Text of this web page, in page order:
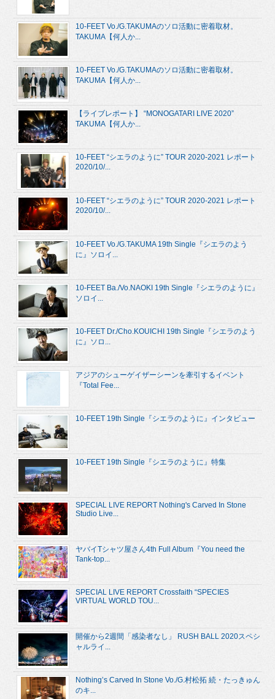
10-FEET Vo./G.TAKUMAのソロ活動に密着取材。
TAKUMA【何人か...
10-FEET Vo./G.TAKUMAのソロ活動に密着取材。
TAKUMA【何人か...
【ライブレポート】 “MONOGATARI LIVE 2020”
TAKUMA【何人か...
10-FEET “シエラのように” TOUR 2020-2021 レポート
2020/10/...
10-FEET “シエラのように” TOUR 2020-2021 レポート
2020/10/...
10-FEET Vo./G.TAKUMA 19th Single『シエラのよう
に』ソロイ...
10-FEET Ba./Vo.NAOKI 19th Single『シエラのように』
ソロイ...
10-FEET Dr./Cho.KOUICHI 19th Single『シエラのよう
に』ソロ...
アジアのシューゲイザーシーンを牽引するイベント
『Total Fee...
10-FEET 19th Single『シエラのように』インタビュー
10-FEET 19th Single『シエラのように』特集
SPECIAL LIVE REPORT Nothing's Carved In Stone
Studio Live...
ヤバイTシャツ屋さん4th Full Album『You need the
Tank-top...
SPECIAL LIVE REPORT Crossfaith “SPECIES
VIRTUAL WORLD TOU...
開催から2週間「感染者なし」 RUSH BALL 2020スペシ
ャルライ...
Nothing’s Carved In Stone Vo./G.村松拓 続・たっきゅん
のキ...